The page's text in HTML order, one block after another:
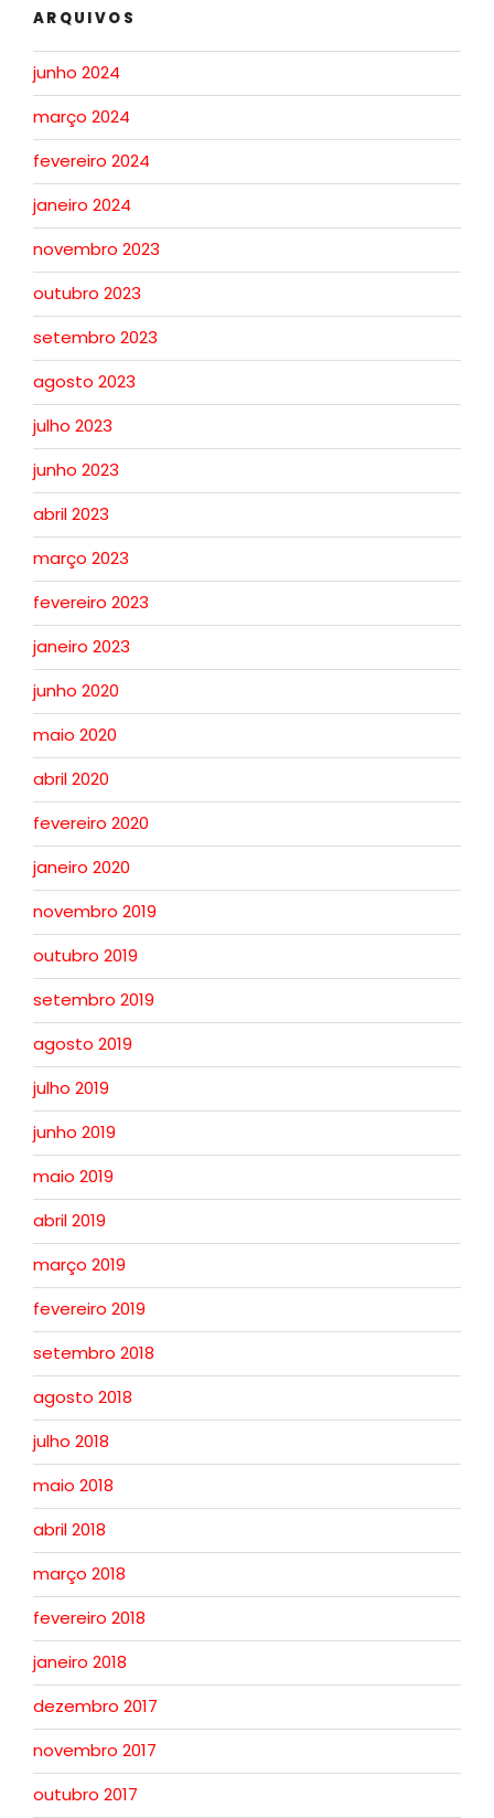
ARQUIVOS
junho 2024
março 2024
fevereiro 2024
janeiro 2024
novembro 2023
outubro 2023
setembro 2023
agosto 2023
julho 2023
junho 2023
abril 2023
março 2023
fevereiro 2023
janeiro 2023
junho 2020
maio 2020
abril 2020
fevereiro 2020
janeiro 2020
novembro 2019
outubro 2019
setembro 2019
agosto 2019
julho 2019
junho 2019
maio 2019
abril 2019
março 2019
fevereiro 2019
setembro 2018
agosto 2018
julho 2018
maio 2018
abril 2018
março 2018
fevereiro 2018
janeiro 2018
dezembro 2017
novembro 2017
outubro 2017